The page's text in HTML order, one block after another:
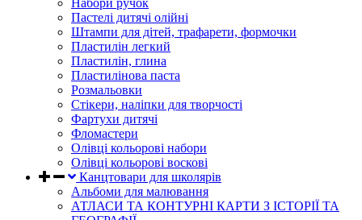
Набори ручок
Пастелі дитячі олійні
Штампи для дітей, трафарети, формочки
Пластилін легкий
Пластилін, глина
Пластилінова паста
Розмальовки
Стікери, наліпки для творчості
Фартухи дитячі
Фломастери
Олівці кольорові набори
Олівці кольорові воскові
Канцтовари для школярів
Альбоми для малювання
АТЛАСИ ТА КОНТУРНІ КАРТИ З ІСТОРІЇ ТА